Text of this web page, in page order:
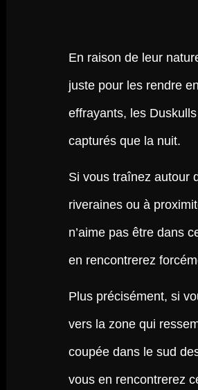
En raison de leur
juste pour les rendre
effrayants, les
capturés que la nuit.
Si vous traînez autour
riveraines ou à
n’aime pas être dans
en rencontrerez
Plus précisément, si
vers la zone qui
coupée dans le sud
vous en rencontrerez